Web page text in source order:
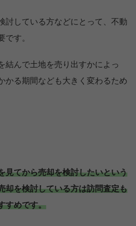
討している方などにとって、不動
です。
結んで土地を売り出すかによっ
かる期間なども大きく変わるため
見てから売却を検討したいという
却を検討している方は訪問査定も
すめです。